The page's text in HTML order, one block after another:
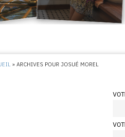
»ARCHIVES POUR JOSUÉ MOREL